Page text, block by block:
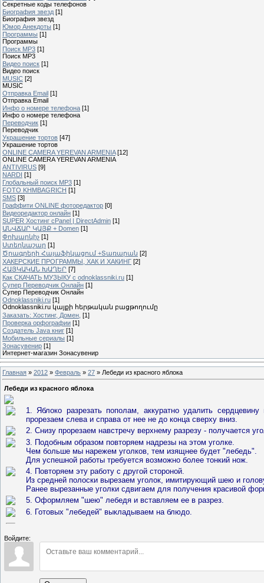
Секретные коды телефонов
Биография звезд [1]
Биография звезд
Юмор Анекдоты [1]
Программы [1]
Программы
Поиск MP3 [1]
Поиск MP3
Видео поиск [1]
Видео поиск
MUSIC [2]
MUSIC
Отправка Email [1]
Отправка Email
Инфо о номере телефона [1]
Инфо о номере телефона
Переводчик [1]
Переводчик
Украшение тортов [47]
Украшение тортов
ONLINE CAMERA YEREVAN ARMENIA [12]
ONLINE CAMERA YEREVAN ARMENIA
ANTIVIRUS [9]
NARDI [1]
Глобальный поиск MP3 [1]
FOTO KHMBAGRICH [1]
SMS [3]
Граффити ONLINE фоторедактор [0]
Видеоредактор онлайн [1]
SUPER Xостинг cPanel | DirectAdmin [1]
ԱՆՎՃԱՐ ԿԱՅՔ + Domen [1]
Փոխարկիչ [1]
Ստեղնաշար [1]
Ծրագրերի Հայաֆիկացում +Տառարան [2]
ХАКЕРСКИЕ ПРОГРАММЫ, ХАК И ХАКИНГ [2]
ՀԱՅԿԱԿԱՆ ԽԱՂԵՐ [7]
Как СКАЧАТЬ МУЗЫКУ с odnoklassniki.ru [1]
Cупер Переводчик Oнлайн [1]
Cупер Переводчик Oнлайн
Odnoklassniki.ru [1]
Odnoklassniki.ru կայքի հերթական բացթողումը
Заказать: Хостинг, Домен, [1]
Проверка орфографии [1]
Создатель Java книг [1]
Мобильные сериалы [1]
Зонасувенир [1]
Интернет-магазин Зонасувенир
Главная » 2012 » Февраль » 27 » Лебеди из красного яблока
Лебеди из красного яблока
1. Яблоко разрезать пополам, аккуратно удалить
прорезаем слева и справа от нее не до конца сверху вниз.
2. Снизу прорезаем навстречу верхнему разрезу - получается
3. Подобным образом повторяем надрезы на этом уголке.
Чем больше мы нарежем уголков, тем изящнее будет "лебедь".
Для успешной работы требуется возможно более тонкий нож.
4. Повторяем эту работу с другой стороной.
Из средней полоски вырезаем уголок, имитирующий шею и
Ранее вырезанные уголки сдвигаем для получения красивой
5. Оформляем "шею" лебедя и вставляем ее в разрез.
6. Готовых "лебедей" выкладываем на блюдо.
Войдите: